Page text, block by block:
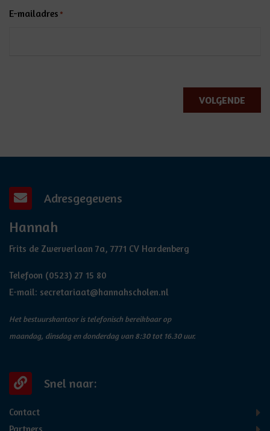
E-mailadres *
VOLGENDE
Adresgegevens
Hannah
Frits de Zwerverlaan 7a, 7771 CV Hardenberg
Telefoon (0523) 27 15 80
E-mail: secretariaat@hannahscholen.nl
Het bestuurskantoor is telefonisch bereikbaar op
maandag, dinsdag en donderdag van 8:30 tot 16.30 uur.
Snel naar:
Contact